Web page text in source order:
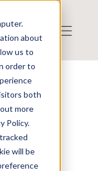
about
us to
order to
both
more
Policy.
will be
AB: